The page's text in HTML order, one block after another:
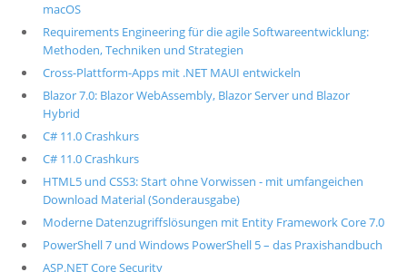
macOS
Requirements Engineering für die agile Softwareentwicklung:
Methoden, Techniken und Strategien
Cross-Plattform-Apps mit .NET MAUI entwickeln
Blazor 7.0: Blazor WebAssembly, Blazor Server und Blazor
Hybrid
C# 11.0 Crashkurs
C# 11.0 Crashkurs
HTML5 und CSS3: Start ohne Vorwissen - mit umfangeichen
Download Material (Sonderausgabe)
Moderne Datenzugriffslösungen mit Entity Framework Core 7.0
PowerShell 7 und Windows PowerShell 5 – das Praxishandbuch
ASP.NET Core Security